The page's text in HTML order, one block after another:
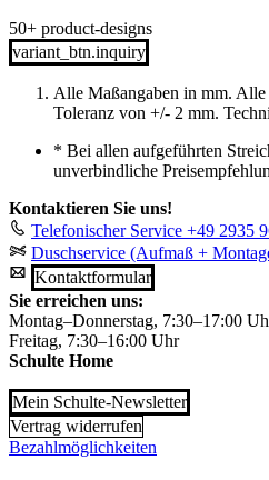
50+ product-designs
variant_btn.inquiry
Alle Maßangaben in mm.
Toleranz von +/- 2 mm.
* Bei allen aufgeführten
unverbindliche
Kontaktieren Sie uns!
Telefonischer Service +49 2935
Duschservice (Aufmaß +
Kontaktformular
Sie erreichen uns:
Montag–Donnerstag, 7:30–17:00
Freitag, 7:30–16:00 Uhr
Schulte Home
Mein Schulte-Newsletter
Vertrag widerrufen
Bezahlmöglichkeiten